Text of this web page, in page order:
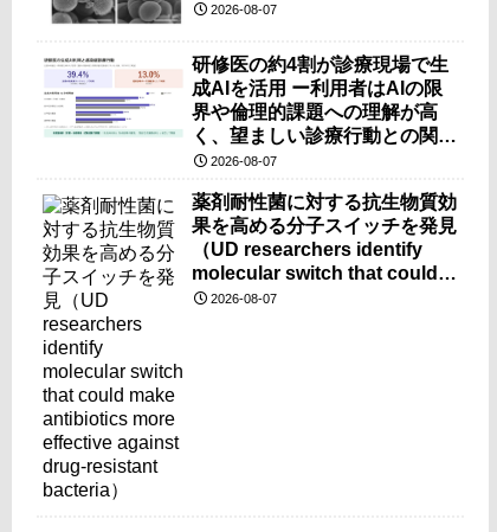
2026-08-07
研修医の約4割が診療現場で生
成AIを活用 ー利用者はAIの限
界や倫理的課題への理解が高
く、望ましい診療行動との関連
も確認ー
2026-08-07
薬剤耐性菌に対する抗生物質効
果を高める分子スイッチを発見
（UD researchers identify
molecular switch that could
make antibiotics more
2026-08-07